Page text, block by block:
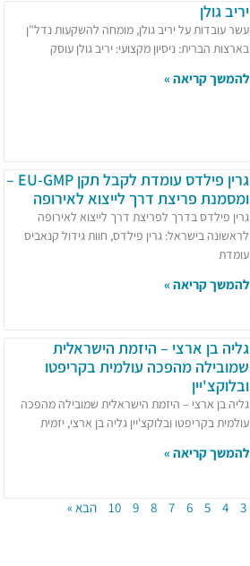
יריב גולן
עשר עובדות על יריב גולן, מומחה להשקעות נדל"ן
בארצות הברית:​ ניסיון מקצועי: יריב גולן עוסק
להמשך קריאה »
גרין פילדס עומדת לקבל תקן EU-GMP –
ומסמנת פריצת דרך לייצוא לאירופה
גרין פילדס בדרך לפריצת דרך לייצוא לאירופה
לראשונה בישראל: גרין פילדס, חוות גידול קנאביס
עומדת
להמשך קריאה »
גליה בן ארצי – היזמת הישראלית
שמובילה מהפכה עולמית בקריפטו
ובלוקצ'יין
גליה בן ארצי – היזמת הישראלית שמובילה מהפכה
עולמית בקריפטו ובלוקצ'יין גליה בן ארצי, יזמית
להמשך קריאה »
3
4
5
6
7
8
9
10 הבא »